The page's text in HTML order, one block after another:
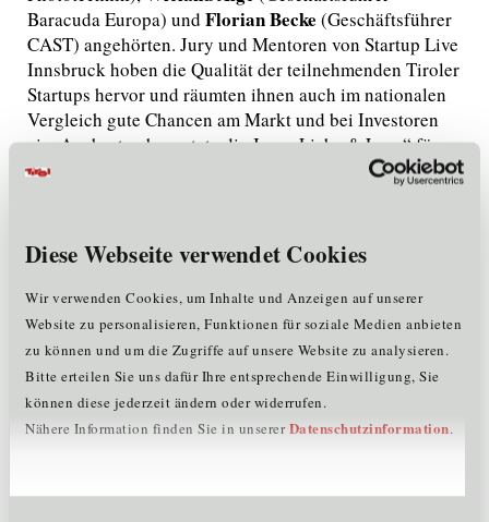
Diese Webseite verwendet Cookies
Wir verwenden Cookies, um Inhalte und Anzeigen auf unserer
Website zu personalisieren, Funktionen für soziale Medien anbieten
zu können und um die Zugriffe auf unsere Website zu analysieren.
Bitte erteilen Sie uns dafür Ihre entsprechende Einwilligung, Sie
können diese jederzeit ändern oder widerrufen.
Nähere Information finden Sie in unsererDatenschutzinformation.
Baracuda Europa) und Florian Becke (Geschäftsführer
CAST) angehörten. Jury und Mentoren von Startup Live
Innsbruck hoben die Qualität der teilnehmenden Tiroler
Startups hervor und räumten ihnen auch im nationalen
Vergleich gute Chancen am Markt und bei Investoren
ein. Am besten bewertete die Jury „Liebe & Lose“ für
ihr plastikfreies Supermarktkonzept. Waren werden in
dem Verkauf im regionalen Supermarkt bietet „Liebe &
Lose“ auch ein Lieferservice per Fahrrad und Catering
an. Als Erstplatzierte beim ersten Startup Live
Innsbruck bekommt „Liebe & Lose“ die Möglichkeit,
sich beim Pioneers Festival Ende Mai in Wien vor
internationalen Investoren zu präsentieren. „Wie das
Wochenende gezeigt hat, gibt es in Tirol entgegen der
landläufigen Meinung sowohl bei den Gründern als
noch besser zu vernetzen und der Tiroler Startup-Szene